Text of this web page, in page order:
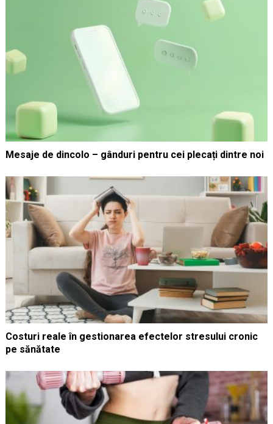
Mesaje de dincolo – gânduri pentru cei plecați dintre noi
Costuri reale în gestionarea efectelor stresului cronic
pe sănătate